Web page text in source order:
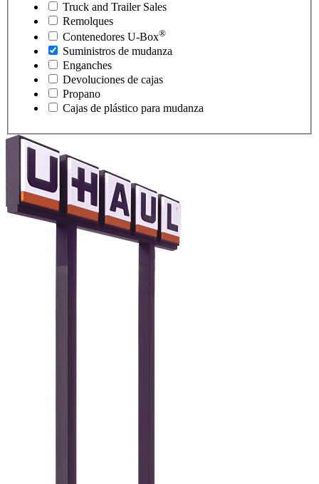
Truck and Trailer Sales
Remolques
Contenedores U-Box®
Suministros de mudanza
Enganches
Devoluciones de cajas
Propano
Cajas de plástico para mudanza